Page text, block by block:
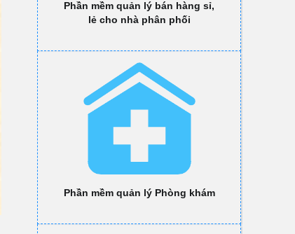
Phần mềm quản lý bán hàng sỉ,
lẻ cho nhà phân phối
Phần mềm quản lý Phòng khám